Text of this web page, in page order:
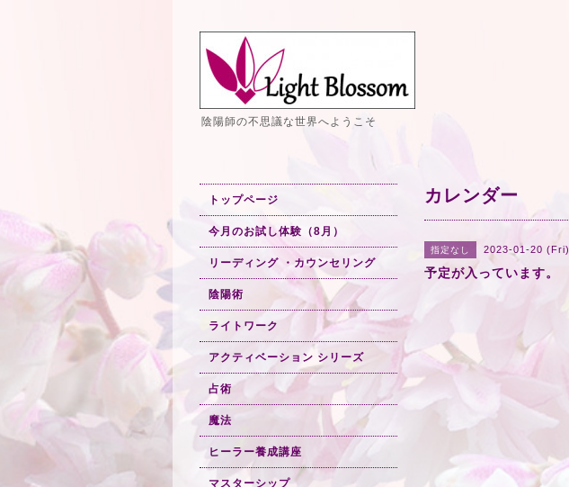
陰陽師の不思議な世界へようこそ
カレンダー
指定なし 2023-01-20 (Fri)
予定が入っています。
トップページ
今月のお試し体験（8月）
リーディング ・カウンセリング
陰陽術
ライトワーク
アクティベーション シリーズ
占術
魔法
ヒーラー養成講座
マスターシップ